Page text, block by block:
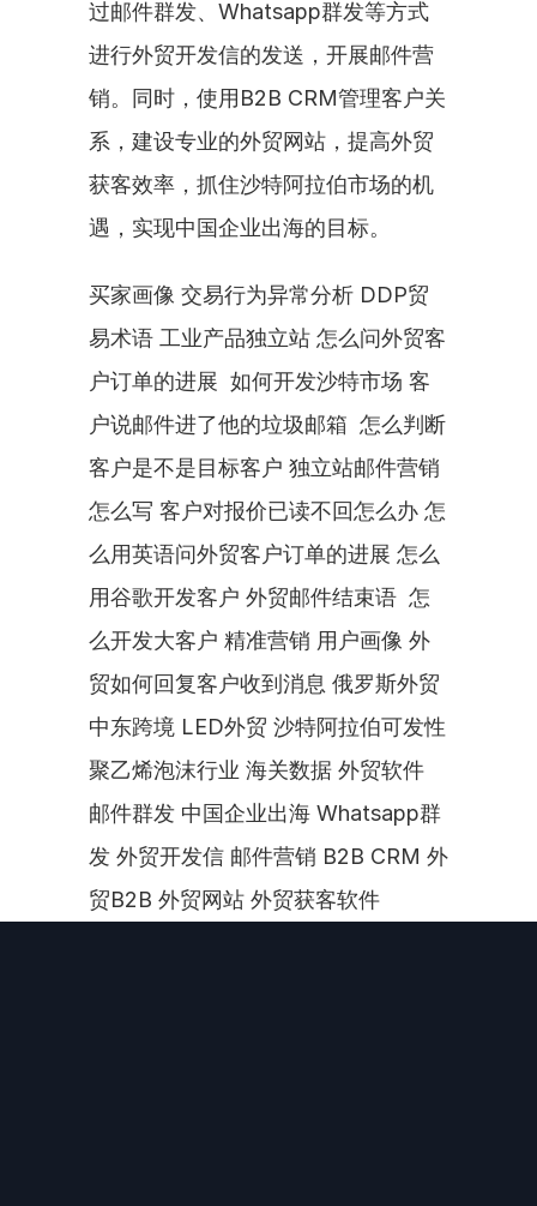
过邮件群发、Whatsapp群发等方式
进行外贸开发信的发送，开展邮件营
销。同时，使用B2B CRM管理客户关
系，建设专业的外贸网站，提高外贸
获客效率，抓住沙特阿拉伯市场的机
遇，实现中国企业出海的目标。
买家画像 交易行为异常分析 DDP贸
易术语 工业产品独立站 怎么问外贸客
户订单的进展  如何开发沙特市场 客
户说邮件进了他的垃圾邮箱  怎么判断
客户是不是目标客户 独立站邮件营销
怎么写 客户对报价已读不回怎么办 怎
么用英语问外贸客户订单的进展 怎么
用谷歌开发客户 外贸邮件结束语  怎
么开发大客户 精准营销 用户画像 外
贸如何回复客户收到消息 俄罗斯外贸
中东跨境 LED外贸 沙特阿拉伯可发性
聚乙烯泡沫行业 海关数据 外贸软件
邮件群发 中国企业出海 Whatsapp群
发 外贸开发信 邮件营销 B2B CRM 外
贸B2B 外贸网站 外贸获客软件